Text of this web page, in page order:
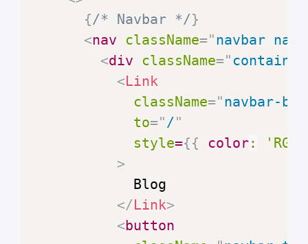
{/* Navbar */}
<nav className=" navbar
<div className=" container
<Link
className=" navbar-
to=" /"
style={{ color:
>
</Link>
<button